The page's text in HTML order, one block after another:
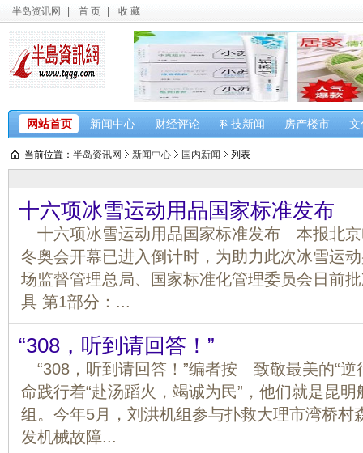
半岛资讯网 首 页 收 藏
网站首页 新闻中心 财经评论 科技新闻 房产楼市 文
当前位置： 半岛资讯网 新闻中心 国内新闻 列表
十六项冰雪运动用品国家标准发布
十六项冰雪运动用品国家标准发布 本报北京
冬奥会开幕已进入倒计时，为助力此次冰雪运
场监督管理总局、国家标准化管理委员会日前
具 第1部分：...
“308，听到请回答！”
“308，听到请回答！”编者按 致敬最美的“逆
命践行着“赴汤蹈火，竭诚为民”，他们就是昆
组。今年5月，刘洪机组参与扑救大理市湾桥村
发机械故障...